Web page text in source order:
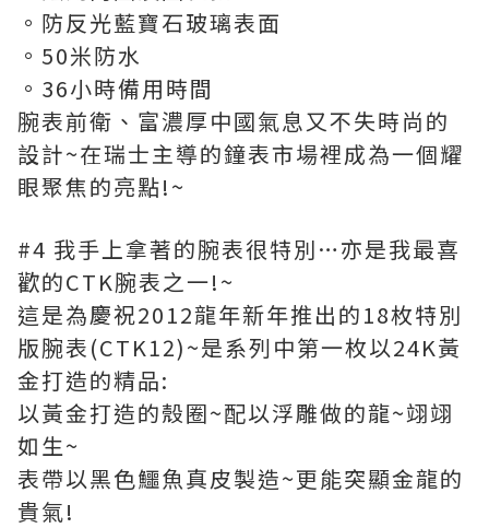
。防反光藍寶石玻璃表面
。50米防水
。36小時備用時間
腕表前衛、富濃厚中國氣息又不失時尚的
設計~在瑞士主導的鐘表市場裡成為一個耀
眼聚焦的亮點!~
#4 我手上拿著的腕表很特別…亦是我最喜
歡的CTK腕表之一!~
這是為慶祝2012龍年新年推出的18枚特別
版腕表(CTK12)~是系列中第一枚以24K黃
金打造的精品:
以黃金打造的殼圈~配以浮雕做的龍~翊翊
如生~
表帶以黑色鱷魚真皮製造~更能突顯金龍的
貴氣!